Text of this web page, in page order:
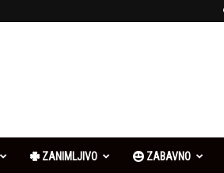
ZANIMLJIVO ZABAVNO